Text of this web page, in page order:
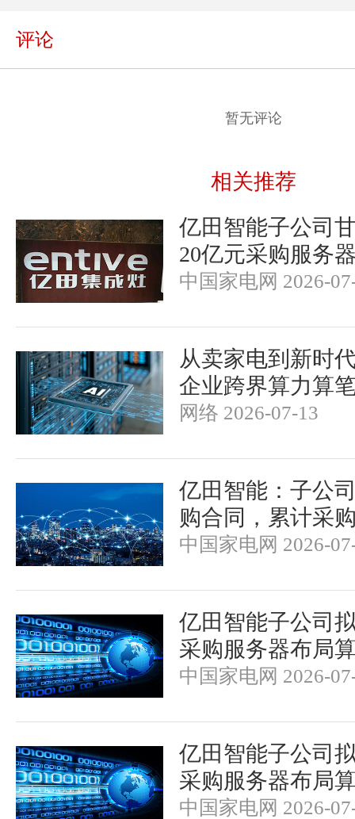
评论
暂无评论
相关推荐
亿田智能子公司
20亿元采购服务
中国家电网 2026-
从卖家电到新时
企业跨界算力算
网络 2026-07-13
亿田智能：子公
购合同，累计采
中国家电网 2026-
亿田智能子公司
采购服务器布局
中国家电网 2026-
亿田智能子公司
采购服务器布局
中国家电网 2026-